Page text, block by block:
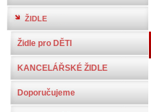
ŽIDLE
Židle pro DĚTI
KANCELÁŘSKÉ ŽIDLE
Doporučujeme